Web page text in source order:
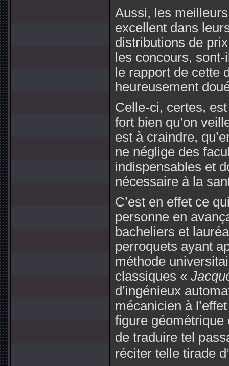
Aussi, les
excellent dans
distributions de
les concours,
le rapport de cette
heureusement
Celle-ci, certes,
fort bien qu’on
est à craindre,
ne néglige des
indispensables et
nécessaire à la
C’est en effet ce
personne en
bacheliers et
perroquets ayant
méthode
classiques «
d’ingénieux
mécanicien à
figure géométrique
de traduire tel
réciter telle tirade